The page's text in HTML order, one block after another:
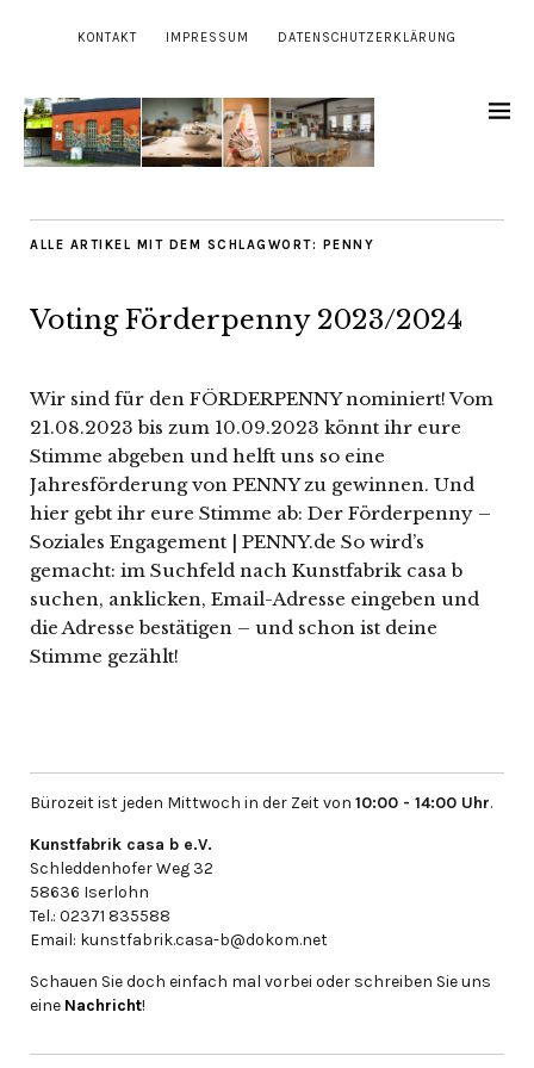
KONTAKT IMPRESSUM DATENSCHUTZERKLÄRUNG
ALLE ARTIKEL MIT DEM SCHLAGWORT: PENNY
Voting Förderpenny 2023/2024
Wir sind für den FÖRDERPENNY nominiert! Vom
21.08.2023 bis zum 10.09.2023 könnt ihr eure
Stimme abgeben und helft uns so eine
Jahresförderung von PENNY zu gewinnen. Und
hier gebt ihr eure Stimme ab: Der Förderpenny –
Soziales Engagement | PENNY.de So wird’s
gemacht: im Suchfeld nach Kunstfabrik casa b
suchen, anklicken, Email-Adresse eingeben und
die Adresse bestätigen – und schon ist deine
Stimme gezählt!
Bürozeit ist jeden Mittwoch in der Zeit von 10:00 - 14:00 Uhr.
Kunstfabrik casa b e.V.
Schleddenhofer Weg 32
58636 Iserlohn
Tel.: 02371 835588
Email: kunstfabrik.casa-b@dokom.net
Schauen Sie doch einfach mal vorbei oder schreiben Sie uns
eine Nachricht!